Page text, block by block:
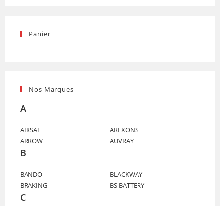
Panier
Nos Marques
A
AIRSAL
AREXONS
ARROW
AUVRAY
B
BANDO
BLACKWAY
BRAKING
BS BATTERY
C